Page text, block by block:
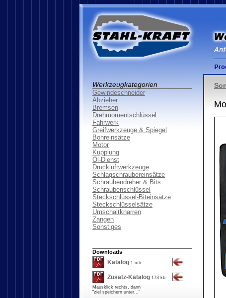
Werkzeugkategorien
Gewindeschneider
Abzieher
Bremsen
Drehmomentschlüssel
Fahrwerk
Greifwerkzeuge & Spiegel
Bohreinsätze
Motor
Kupplung
Öl-Dienst
Druckluftwerkzeuge
Schlagschraubereinsätze
Schraubendreher & Bits
Schraubenschlüssel
Steckschlüssel-Biteinsätze
Steckschlüsselsätze
Umschaltknarren
Zangen
Sonstiges
Downloads
Katalog 1 mb
Zusatz-Katalog 173 kb
Mausklick rechts, dann
"ziel speichern unter..."